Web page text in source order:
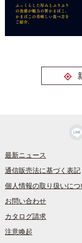
最新ニュース
通信販売法に基づく表記
個人情報の取り扱いにつ
お問い合わせ
カタログ請求
注意喚起